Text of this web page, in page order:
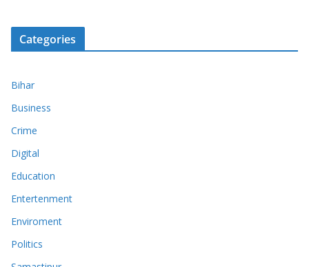
Categories
Bihar
Business
Crime
Digital
Education
Entertenment
Enviroment
Politics